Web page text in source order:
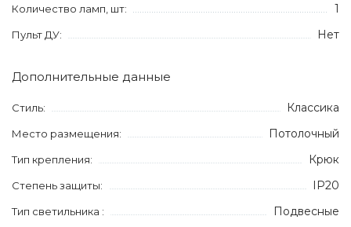
Количество ламп, шт: 1
Пульт ДУ: Нет
Дополнительные данные
Стиль: Классика
Место размещения: Потолочный
Тип крепления: Крюк
Степень защиты: IP20
Тип светильника : Подвесные